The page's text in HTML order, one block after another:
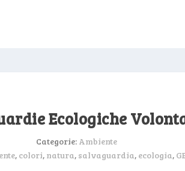
Ecologiche
Categorie: Ambiente
, colori, natura, salvaguardia, ecologia,